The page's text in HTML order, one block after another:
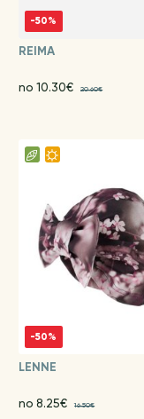
-50%
REIMA
no 10.30€ 20.60€
-50%
LENNE
no 8.25€ 16.50€